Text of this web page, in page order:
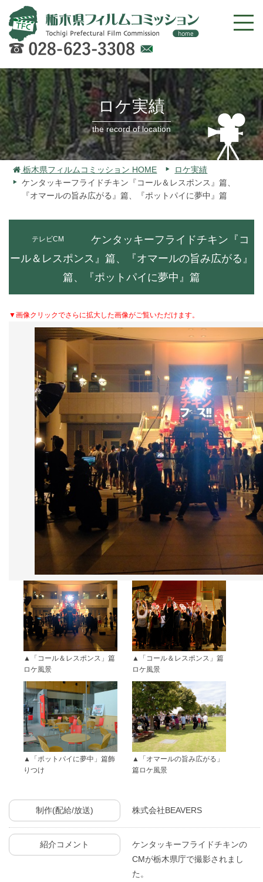
での
お問
い合
わせ
ロケ実績
the record of location
栃木県フィルムコミッション HOME
ロケ実績
ケンタッキーフライドチキン『コール＆レスポンス』篇、
『オマールの旨み広がる』篇、『ポットパイに夢中』篇
テレビCM
ケンタッキーフライドチキン『コ
ール＆レスポンス』篇、『オマールの旨み広がる』
篇、『ポットパイに夢中』篇
▼画像クリックでさらに拡大した画像がご覧いただけます。
「コール＆レスポンス」篇
ロケ風景
「コール＆レスポンス」篇
ロケ風景
「ポットパイに夢中」篇飾
りつけ
「オマールの旨み広がる」
篇ロケ風景
制作(配給/放送) 株式会社BEAVERS
紹介コメント
ケンタッキーフライドチキンの
CMが栃木県庁で撮影されまし
た。